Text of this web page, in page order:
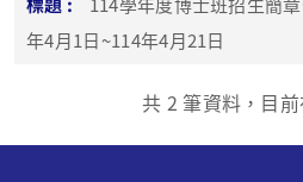
年4月1日~114年4月21日
共 2 筆資料，目